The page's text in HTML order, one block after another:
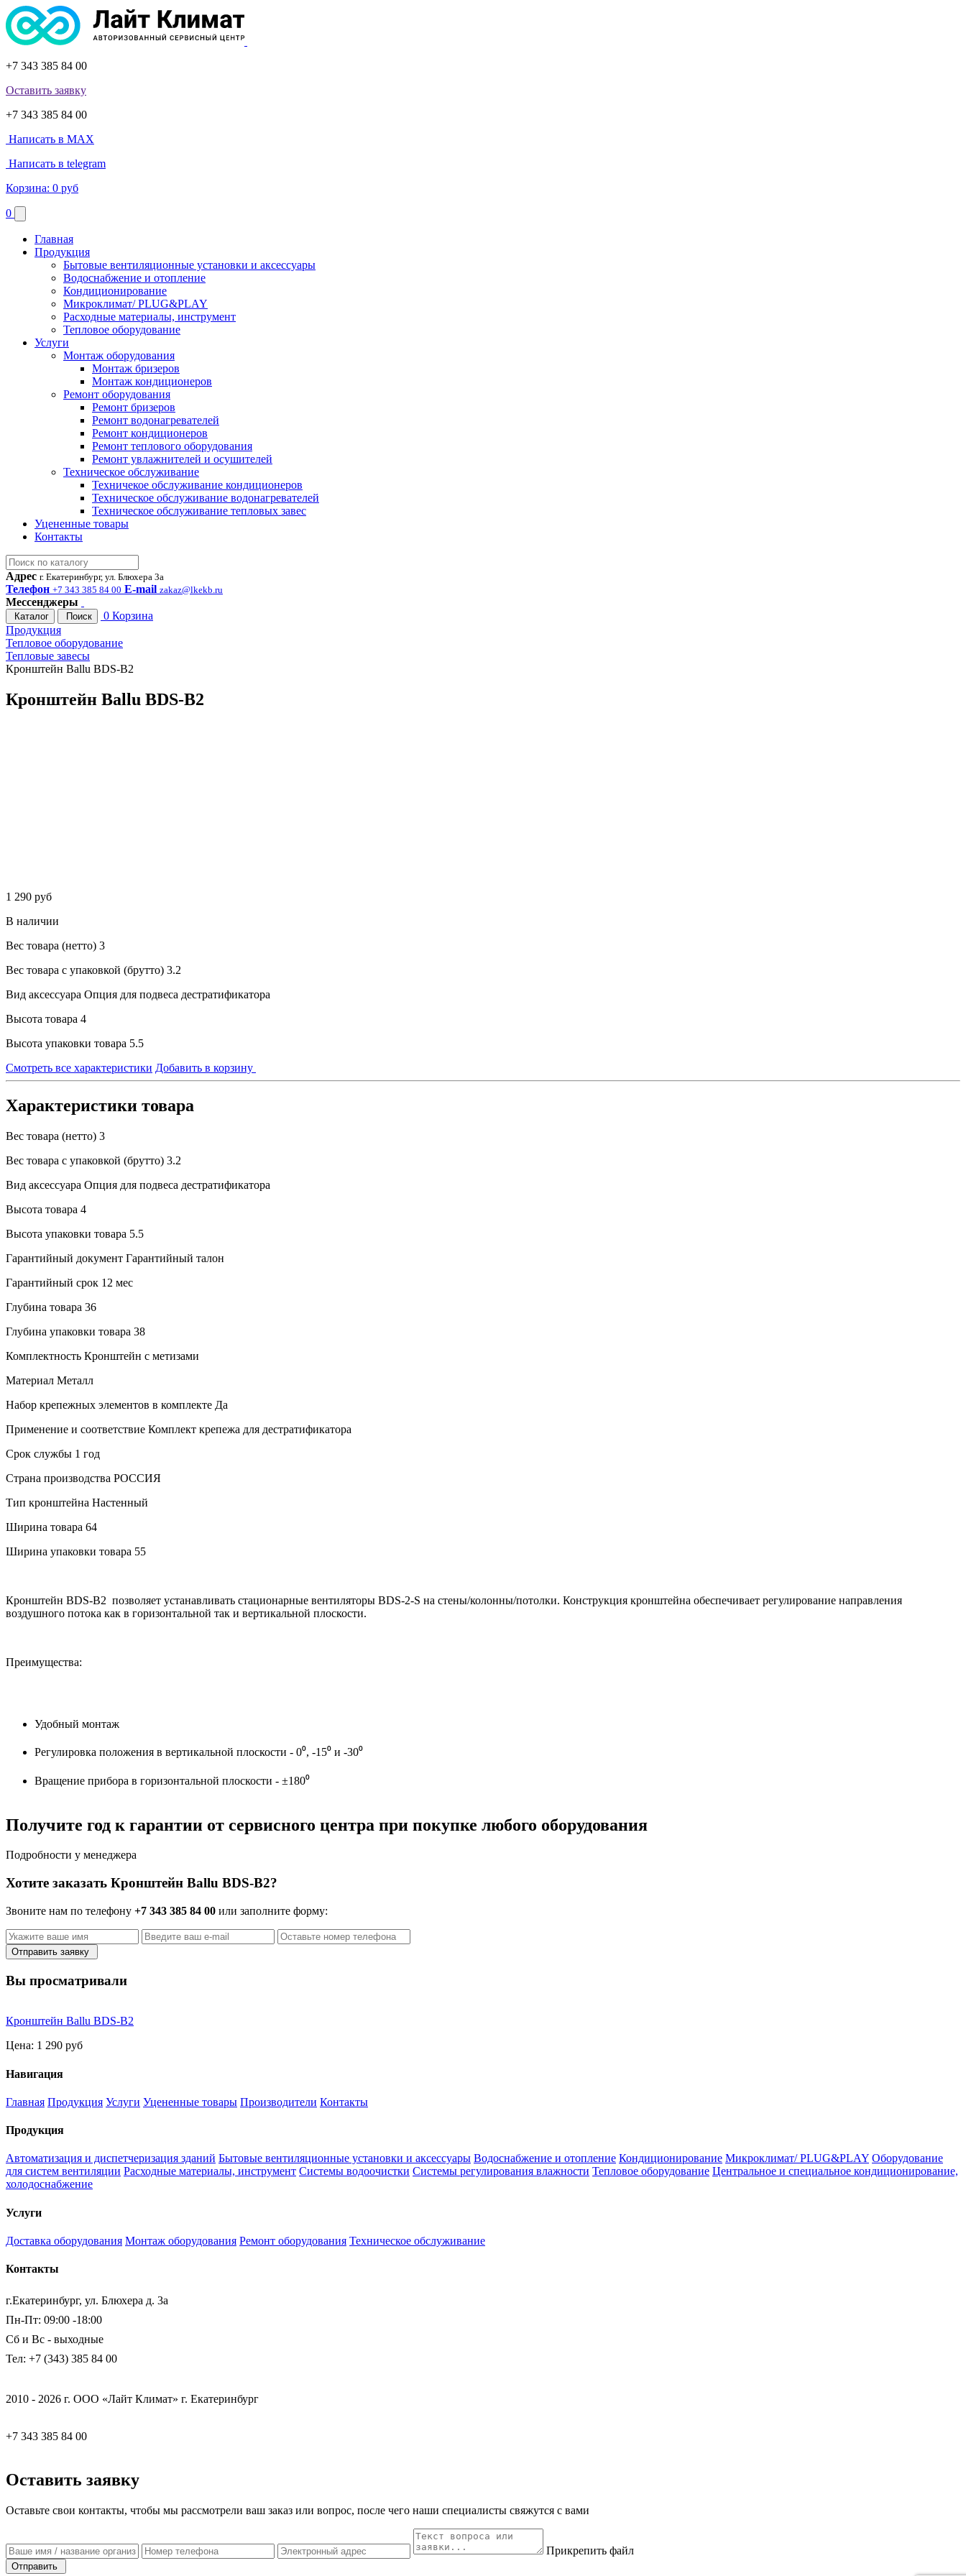
+7 343 385 84 00
Оставить заявку
+7 343 385 84 00
Написать в MAX
Написать в telegram
Корзина: 0 руб
0
Главная
Продукция
Бытовые вентиляционные установки и аксессуары
Водоснабжение и отопление
Кондиционирование
Микроклимат/ PLUG&PLAY
Расходные материалы, инструмент
Тепловое оборудование
Услуги
Монтаж оборудования
Монтаж бризеров
Монтаж кондиционеров
Ремонт оборудования
Ремонт бризеров
Ремонт водонагревателей
Ремонт кондиционеров
Ремонт теплового оборудования
Ремонт увлажнителей и осушителей
Техническое обслуживание
Техничекое обслуживание кондиционеров
Техническое обслуживание водонагревателей
Техническое обслуживание тепловых завес
Уцененные товары
Контакты
Адрес г. Екатеринбург, ул. Блюхера 3а
Телефон +7 343 385 84 00 E-mail zakaz@lkekb.ru
Мессенджеры
Каталог Поиск 0 Корзина
Продукция
Тепловое оборудование
Тепловые завесы
Кронштейн Ballu BDS-B2
Кронштейн Ballu BDS-B2
1 290 руб
В наличии
Вес товара (нетто) 3
Вес товара с упаковкой (брутто) 3.2
Вид аксессуара Опция для подвеса дестратификатора
Высота товара 4
Высота упаковки товара 5.5
Смотреть все характеристики Добавить в корзину
Характеристики товара
Вес товара (нетто) 3
Вес товара с упаковкой (брутто) 3.2
Вид аксессуара Опция для подвеса дестратификатора
Высота товара 4
Высота упаковки товара 5.5
Гарантийный документ Гарантийный талон
Гарантийный срок 12 мес
Глубина товара 36
Глубина упаковки товара 38
Комплектность Кронштейн с метизами
Материал Металл
Набор крепежных элементов в комплекте Да
Применение и соответствие Комплект крепежа для дестратификатора
Срок службы 1 год
Страна производства РОССИЯ
Тип кронштейна Настенный
Ширина товара 64
Ширина упаковки товара 55
Кронштейн BDS-B2 позволяет устанавливать стационарные вентиляторы BDS-2-S на стены/колонны/потолки. Конструкция кронштейна обеспечивает регулирование направления
воздушного потока как в горизонтальной так и вертикальной плоскости.
Преимущества:
Удобный монтаж
Регулировка положения в вертикальной плоскости - 0⁰, -15⁰ и -30⁰
Вращение прибора в горизонтальной плоскости - ±180⁰
Получите год к гарантии от сервисного центра при покупке любого оборудования
Подробности у менеджера
Хотите заказать Кронштейн Ballu BDS-B2?
Звоните нам по телефону +7 343 385 84 00 или заполните форму:
Отправить заявку
Вы просматривали
Кронштейн Ballu BDS-B2
Цена: 1 290 руб
Навигация
Главная Продукция Услуги Уцененные товары Производители Контакты
Продукция
Автоматизация и диспетчеризация зданий Бытовые вентиляционные установки и аксессуары Водоснабжение и отопление Кондиционирование Микроклимат/ PLUG&PLAY Оборудование
для систем вентиляции Расходные материалы, инструмент Системы водоочистки Системы регулирования влажности Тепловое оборудование Центральное и специальное кондиционирование,
холодоснабжение
Услуги
Доставка оборудования Монтаж оборудования Ремонт оборудования Техническое обслуживание
Контакты
г.Екатеринбург, ул. Блюхера д. 3а
Пн-Пт: 09:00 -18:00
Сб и Вс - выходные
Тел: +7 (343) 385 84 00
2010 - 2026 г. ООО «Лайт Климат» г. Екатеринбург
+7 343 385 84 00
Оставить заявку
Оставьте свои контакты, чтобы мы рассмотрели ваш заказ или вопрос, после чего наши специалисты свяжутся с вами
Прикрепить файл
Отправить